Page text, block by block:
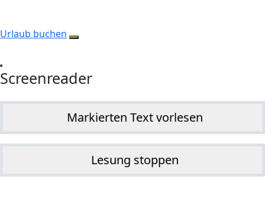
Urlaub buchen
Screenreader
Markierten Text vorlesen
Lesung stoppen